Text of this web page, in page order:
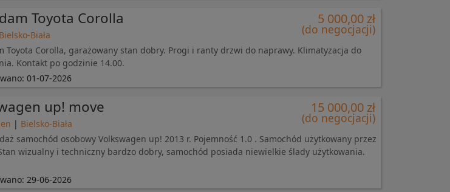
Toyota Corolla
Bielsko-Biała
5 000,00 zł
(do negocjacji)
Toyota Corolla, garażowany stan dobry. Progi i ranty drzwi do naprawy. Klimatyzacja do
Kontakt po godzinie 14.00.
01-07-2026
up! move
| Bielsko-Biała
15 000,00 zł
(do negocjacji)
samochód osobowy Volkswagen up! 2013 r. Pojemność 1.0 . Samochód użytkowany przez
wizualny i techniczny bardzo dobry, samochód posiada niewielkie ślady użytkowania.
29-06-2026